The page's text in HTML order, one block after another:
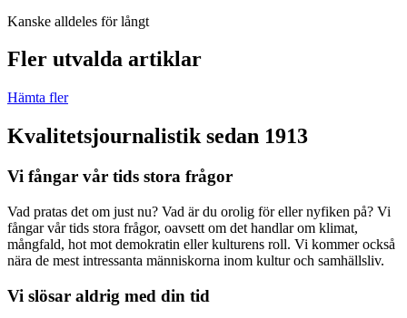
Kanske alldeles för långt
Fler utvalda artiklar
Hämta fler
Kvalitetsjournalistik sedan 1913
Vi fångar vår tids stora frågor
Vad pratas det om just nu? Vad är du orolig för eller nyfiken på? Vi
fångar vår tids stora frågor, oavsett om det handlar om klimat,
mångfald, hot mot demokratin eller kulturens roll. Vi kommer också
nära de mest intressanta människorna inom kultur och samhällsliv.
Vi slösar aldrig med din tid